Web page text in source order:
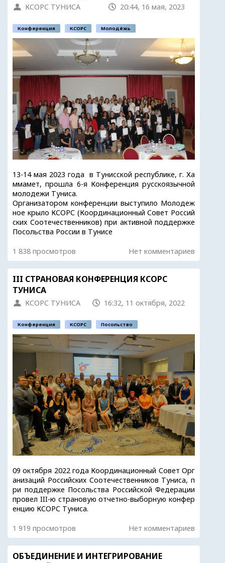
КСОРС ТУНИСА 20:44, 16 мая, 2023
Конференция КСОРС Молодёжь
13-14 мая 2023 года в Тунисской республике, г. Ха
ммамет, прошла 6-я Конференция русскоязычной
молодежи Туниса.
Организатором конференции выступило Молодеж
ное крыло КСОРС (Координационный Совет Россий
ских Соотечественников) при активной поддержке
Посольства России в Тунисе
1 838 просмотров Нет комментариев
III СТРАНОВАЯ КОНФЕРЕНЦИЯ КСОРС
ТУНИСА
КСОРС ТУНИСА 16:32, 11 октября, 2022
Конференция КСОРС Посольство
09 октября 2022 года Координационный Совет Орг
анизаций Российских Соотечественников Туниса, п
ри поддержке Посольства Российской Федерации
провел III-ю страновую отчетно-выборную конфер
енцию КСОРС Туниса.
1 919 просмотров Нет комментариев
ОБЪЕДИНЕНИЕ И ИНТЕГРИРОВАНИЕ